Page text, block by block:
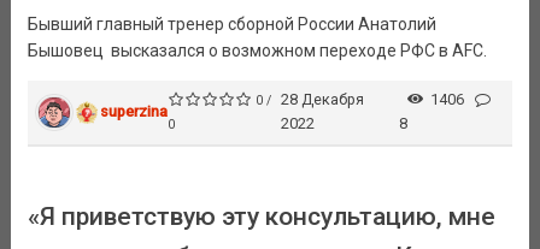
Бывший главный тренер сборной России Анатолий
Бышовец высказался о возможном переходе РФС в AFC.
superzina
0 /
0
28 Декабря
2022
1406
8
«Я приветствую эту консультацию, мне